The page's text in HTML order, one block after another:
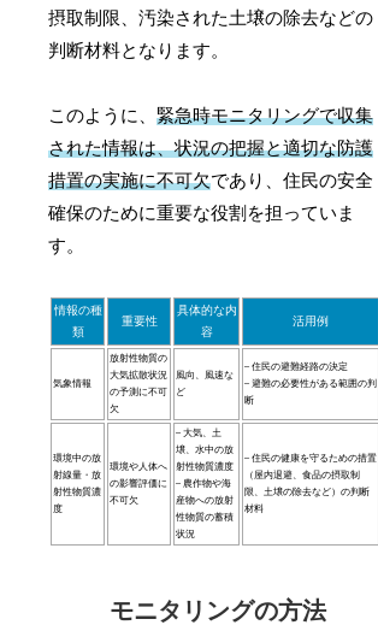
摂取制限、汚染された土壌の除去などの
判断材料となります。
このように、緊急時モニタリングで収集
された情報は、状況の把握と適切な防護
措置の実施に不可欠であり、住民の安全
確保のために重要な役割を担っていま
す。
情報の種
類
重要性
具体的な内
容
活用例
気象情報
放射性物質の
大気拡散状況
の予測に不可
欠
風向、風速な
ど
– 住民の避難経路の決定
– 避難の必要性がある範囲の判
断
環境中の放
射線量・放
射性物質濃
度
環境や人体へ
の影響評価に
不可欠
– 大気、土
壌、水中の放
射性物質濃度
– 農作物や海
産物への放射
性物質の蓄積
状況
– 住民の健康を守るための措置
（屋内退避、食品の摂取制
限、土壌の除去など）の判断
材料
モニタリングの方法